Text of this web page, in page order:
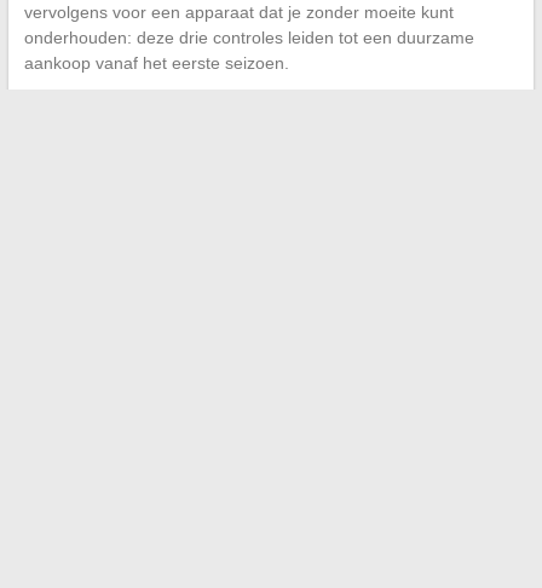
vervolgens voor een apparaat dat je zonder moeite kunt
onderhouden: deze drie controles leiden tot een duurzame
aankoop vanaf het eerste seizoen.